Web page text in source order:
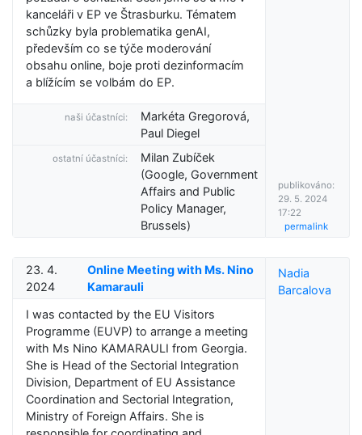
kanceláři v EP ve Štrasburku. Tématem
schůzky byla problematika genAI,
především co se týče moderování
obsahu online, boje proti dezinformacím
a blížícím se volbám do EP.
naši účastníci:
Markéta Gregorová,
Paul Diegel
ostatní účastníci:
Milan Zubíček
(Google, Government
Affairs and Public
Policy Manager,
Brussels)
publikováno:
29. 5. 2024
17:22
permalink
23. 4.
2024
Online Meeting with Ms. Nino
Kamarauli
I was contacted by the EU Visitors
Programme (EUVP) to arrange a meeting
with Ms Nino KAMARAULI from Georgia.
She is Head of the Sectorial Integration
Division, Department of EU Assistance
Coordination and Sectorial Integration,
Ministry of Foreign Affairs. She is
Nadia
Barcalova